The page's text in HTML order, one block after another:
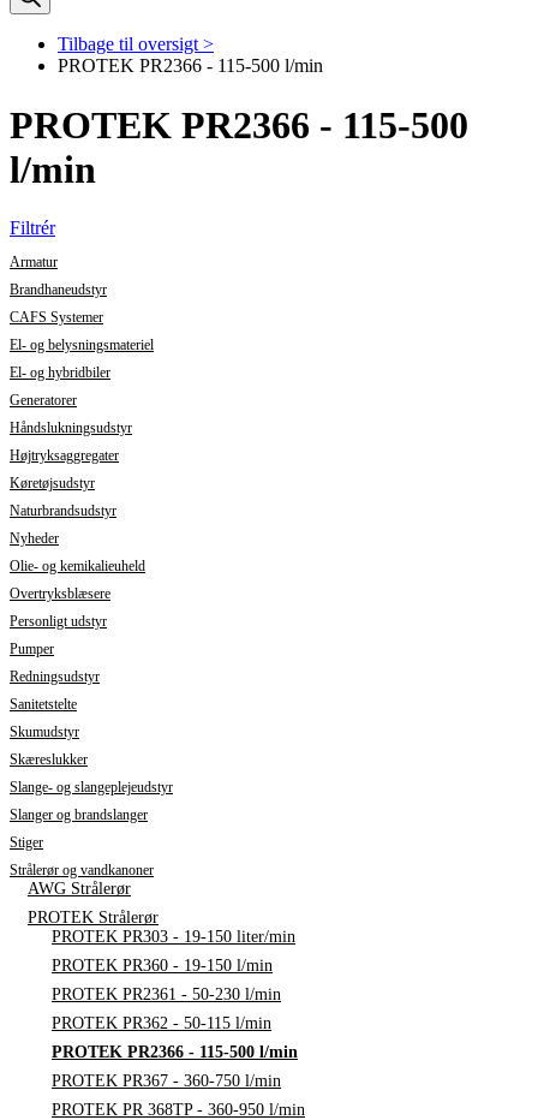
Tilbage til oversigt >
PROTEK PR2366 - 115-500 l/min
PROTEK PR2366 - 115-500
l/min
Filtrér
Armatur
Brandhaneudstyr
CAFS Systemer
El- og belysningsmateriel
El- og hybridbiler
Generatorer
Håndslukningsudstyr
Højtryksaggregater
Køretøjsudstyr
Naturbrandsudstyr
Nyheder
Olie- og kemikalieuheld
Overtryksblæsere
Personligt udstyr
Pumper
Redningsudstyr
Sanitetstelte
Skumudstyr
Skæreslukker
Slange- og slangeplejeudstyr
Slanger og brandslanger
Stiger
Strålerør og vandkanoner
AWG Strålerør
PROTEK Strålerør
PROTEK PR303 - 19-150 liter/min
PROTEK PR360 - 19-150 l/min
PROTEK PR2361 - 50-230 l/min
PROTEK PR362 - 50-115 l/min
PROTEK PR2366 - 115-500 l/min
PROTEK PR367 - 360-750 l/min
PROTEK PR 368TP - 360-950 l/min